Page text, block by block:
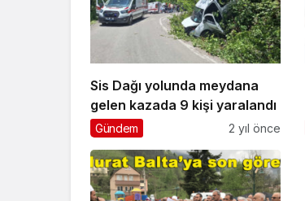
Sis Dağı yolunda meydana
gelen kazada 9 kişi yaralandı
Gündem 2 yıl önce